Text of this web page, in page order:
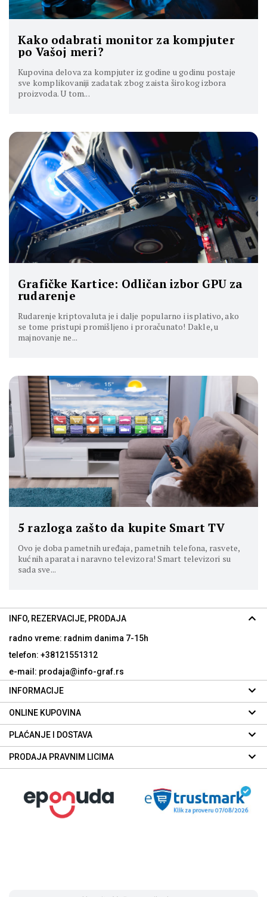
Kako odabrati monitor za kompjuter
po Vašoj meri?
Kupovina delova za kompjuter iz godine u godinu postaje
sve komplikovaniji zadatak zbog zaista širokog izbora
proizvoda. U tom...
Grafičke Kartice: Odličan izbor GPU za
rudarenje
Rudarenje kriptovaluta je i dalje popularno i isplativo, ako
se tome pristupi promišljeno i proračunato! Dakle, u
majnovanje ne...
5 razloga zašto da kupite Smart TV
Ovo je doba pametnih uređaja, pametnih telefona, rasvete,
kućnih aparata i naravno televizora! Smart televizori su
sada sve...
INFO, REZERVACIJE, PRODAJA
radno vreme: radnim danima 7-15h
telefon: +38121551312
e-mail: prodaja@info-graf.rs
INFORMACIJE
ONLINE KUPOVINA
PLAĆANJE I DOSTAVA
PRODAJA PRAVNIM LICIMA